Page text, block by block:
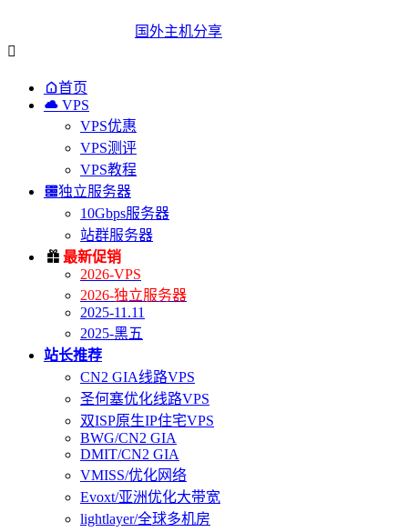
国外主机分享

首页
 VPS
VPS优惠
VPS测评
VPS教程
独立服务器
10Gbps服务器
站群服务器
 最新促销
2026-VPS
2026-独立服务器
2025-11.11
2025-黑五
站长推荐
CN2 GIA线路VPS
圣何塞优化线路VPS
双ISP原生IP住宅VPS
BWG/CN2 GIA
DMIT/CN2 GIA
VMISS/优化网络
Evoxt/亚洲优化大带宽
lightlayer/全球多机房